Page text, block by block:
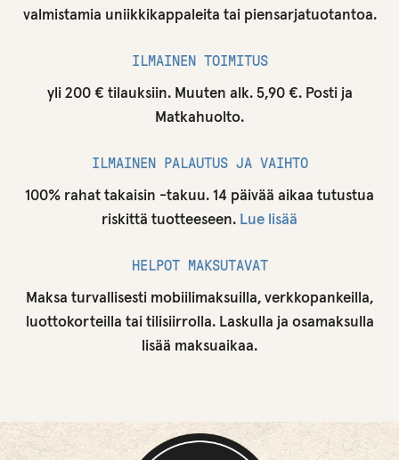
valmistamia uniikkikappaleita tai piensarjatuotantoa.
ILMAINEN TOIMITUS
yli 200 € tilauksiin. Muuten alk. 5,90 €. Posti ja
Matkahuolto.
ILMAINEN PALAUTUS JA VAIHTO
100% rahat takaisin -takuu. 14 päivää aikaa tutustua
riskittä tuotteeseen. Lue lisää
HELPOT MAKSUTAVAT
Maksa turvallisesti mobiilimaksuilla, verkkopankeilla,
luottokorteilla tai tilisiirrolla. Laskulla ja osamaksulla
lisää maksuaikaa.